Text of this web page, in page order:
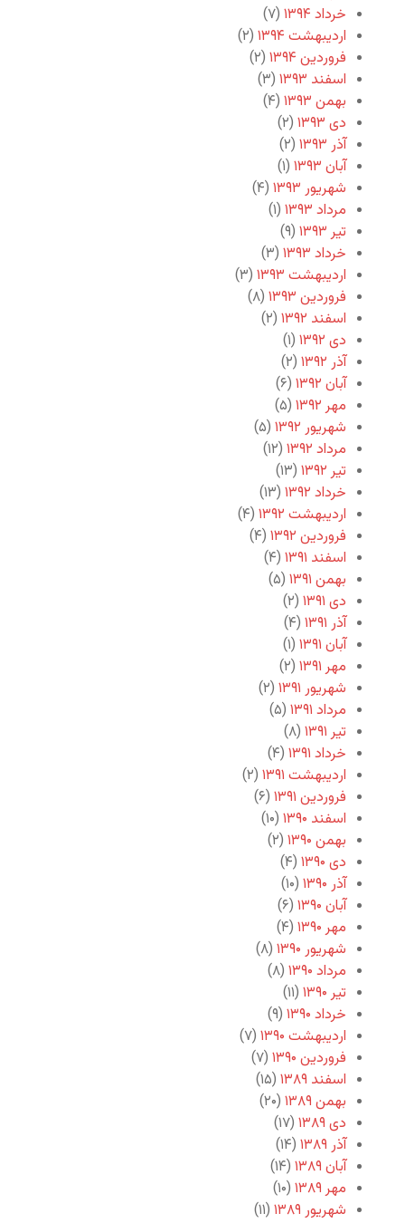
خرداد ۱۳۹۴
(۷)
اردیبهشت ۱۳۹۴
(۲)
فروردین ۱۳۹۴
(۲)
اسفند ۱۳۹۳
(۳)
بهمن ۱۳۹۳
(۴)
دی ۱۳۹۳
(۲)
آذر ۱۳۹۳
(۲)
آبان ۱۳۹۳
(۱)
شهریور ۱۳۹۳
(۴)
مرداد ۱۳۹۳
(۱)
تیر ۱۳۹۳
(۹)
خرداد ۱۳۹۳
(۳)
اردیبهشت ۱۳۹۳
(۳)
فروردین ۱۳۹۳
(۸)
اسفند ۱۳۹۲
(۲)
دی ۱۳۹۲
(۱)
آذر ۱۳۹۲
(۲)
آبان ۱۳۹۲
(۶)
مهر ۱۳۹۲
(۵)
شهریور ۱۳۹۲
(۵)
مرداد ۱۳۹۲
(۱۲)
تیر ۱۳۹۲
(۱۳)
خرداد ۱۳۹۲
(۱۳)
اردیبهشت ۱۳۹۲
(۴)
فروردین ۱۳۹۲
(۴)
اسفند ۱۳۹۱
(۴)
بهمن ۱۳۹۱
(۵)
دی ۱۳۹۱
(۲)
آذر ۱۳۹۱
(۴)
آبان ۱۳۹۱
(۱)
مهر ۱۳۹۱
(۲)
شهریور ۱۳۹۱
(۲)
مرداد ۱۳۹۱
(۵)
تیر ۱۳۹۱
(۸)
خرداد ۱۳۹۱
(۴)
اردیبهشت ۱۳۹۱
(۲)
فروردین ۱۳۹۱
(۶)
اسفند ۱۳۹۰
(۱۰)
بهمن ۱۳۹۰
(۲)
دی ۱۳۹۰
(۴)
آذر ۱۳۹۰
(۱۰)
آبان ۱۳۹۰
(۶)
مهر ۱۳۹۰
(۴)
شهریور ۱۳۹۰
(۸)
مرداد ۱۳۹۰
(۸)
تیر ۱۳۹۰
(۱۱)
خرداد ۱۳۹۰
(۹)
اردیبهشت ۱۳۹۰
(۷)
فروردین ۱۳۹۰
(۷)
اسفند ۱۳۸۹
(۱۵)
بهمن ۱۳۸۹
(۲۰)
دی ۱۳۸۹
(۱۷)
آذر ۱۳۸۹
(۱۴)
آبان ۱۳۸۹
(۱۴)
مهر ۱۳۸۹
(۱۰)
شهریور ۱۳۸۹
(۱۱)